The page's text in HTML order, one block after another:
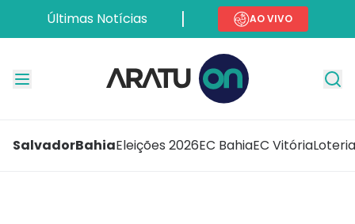
Últimas Notícias AO VIVO
SalvadorBahiaEleições 2026EC BahiaEC Vitória